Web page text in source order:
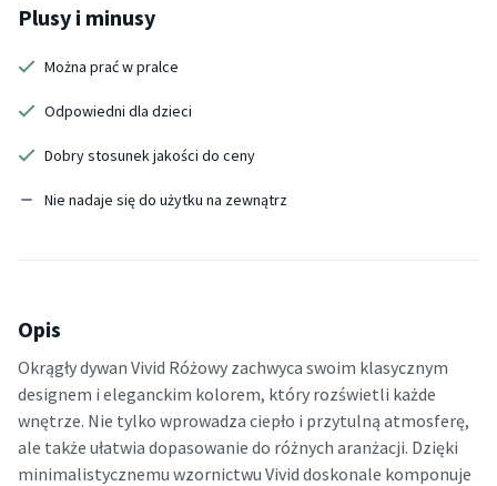
Plusy i minusy
Można prać w pralce
Odpowiedni dla dzieci
Dobry stosunek jakości do ceny
Nie nadaje się do użytku na zewnątrz
Opis
Okrągły dywan Vivid Różowy zachwyca swoim klasycznym
designem i eleganckim kolorem, który rozświetli każde
wnętrze. Nie tylko wprowadza ciepło i przytulną atmosferę,
ale także ułatwia dopasowanie do różnych aranżacji. Dzięki
minimalistycznemu wzornictwu Vivid doskonale komponuje